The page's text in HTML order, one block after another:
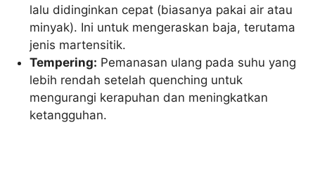
lalu didinginkan cepat (biasanya pakai air atau
minyak). Ini untuk mengeraskan baja, terutama
jenis martensitik.
Tempering: Pemanasan ulang pada suhu yang
lebih rendah setelah quenching untuk
mengurangi kerapuhan dan meningkatkan
ketangguhan.